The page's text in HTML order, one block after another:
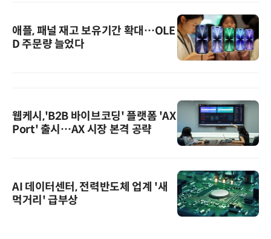
애플, 패널 재고 보유기간 확대…OLE
D 주문량 늘었다
웹케시,'B2B 바이브코딩' 플랫폼 'AX
Port' 출시…AX 시장 본격 공략
AI 데이터센터, 전력반도체 업계 '새
먹거리' 급부상